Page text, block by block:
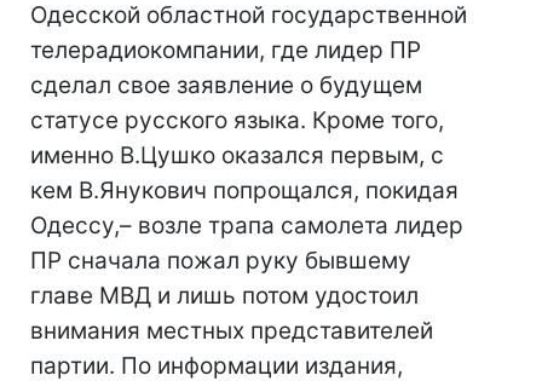
Одесской областной государственной
телерадиокомпании, где лидер ПР
сделал свое заявление о будущем
статусе русского языка. Кроме того,
именно В.Цушко оказался первым, с
кем В.Янукович попрощался, покидая
Одессу,– возле трапа самолета лидер
ПР сначала пожал руку бывшему
главе МВД и лишь потом удостоил
внимания местных представителей
партии. По информации издания,